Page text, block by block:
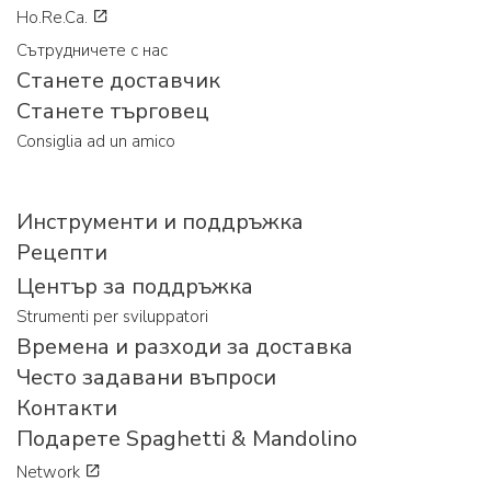
Ho.Re.Ca.
Сътрудничете с нас
Станете доставчик
Станете търговец
Consiglia ad un amico
Инструменти и поддръжка
Рецепти
Център за поддръжка
Strumenti per sviluppatori
Времена и разходи за доставка
Често задавани въпроси
Контакти
Подарете Spaghetti & Mandolino
Network